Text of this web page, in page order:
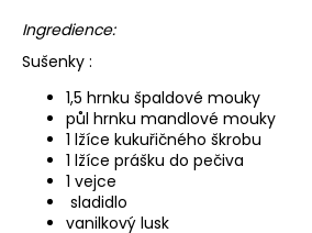
Ingredience:
Sušenky :
1,5 hrnku špaldové mouky
půl hrnku mandlové mouky
1 lžíce kukuřičného škrobu
1 lžíce prášku do pečiva
1 vejce
sladidlo
vanilkový lusk
j
e